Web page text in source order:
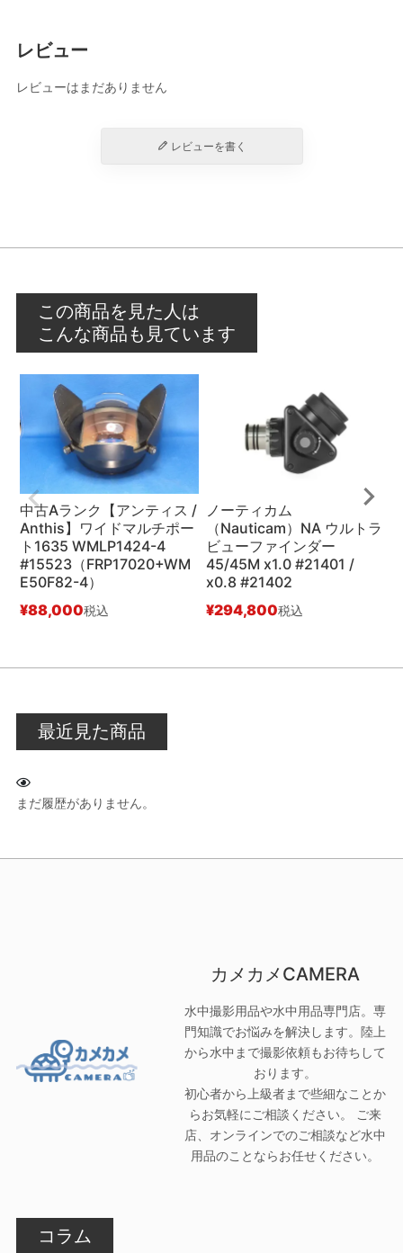
レビュー
レビューはまだありません
レビューを書く
この商品を見た人は
こんな商品も見ています
中古Aランク【アンティス /
Anthis】ワイドマルチポー
ト1635 WMLP1424-4
#15523（FRP17020+WM
E50F82-4）
¥88,000税込
ノーティカム
（Nauticam）NA ウルトラ
ビューファインダー
45/45M x1.0 #21401 /
x0.8 #21402
¥294,800税込
最近見た商品
まだ履歴がありません。
カメカメCAMERA
水中撮影用品や水中用品専門店。専
門知識でお悩みを解決します。陸上
から水中まで撮影依頼もお待ちして
おります。
初心者から上級者まで些細なことか
らお気軽にご相談ください。 ご来
店、オンラインでのご相談など水中
用品のことならお任せください。
コラム